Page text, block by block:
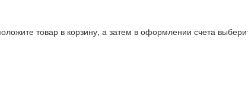
товар в корзину, а затем в оформлении счета